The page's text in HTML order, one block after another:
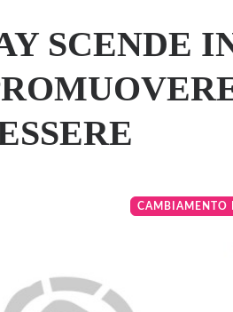
SCENDE
CAMBIAMENTO